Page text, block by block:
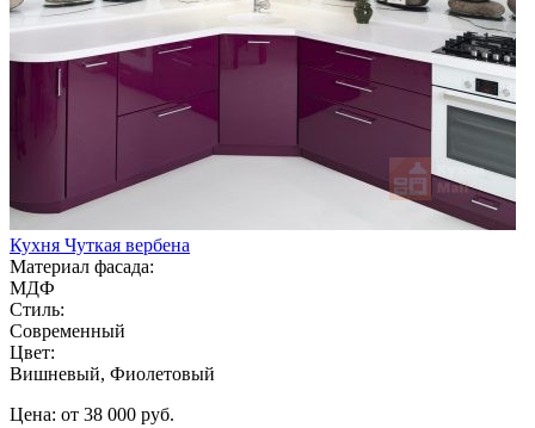
Кухня Чуткая вербена
Материал фасада:
МДФ
Стиль:
Современный
Цвет:
Вишневый, Фиолетовый
Цена: от 38 000 руб.